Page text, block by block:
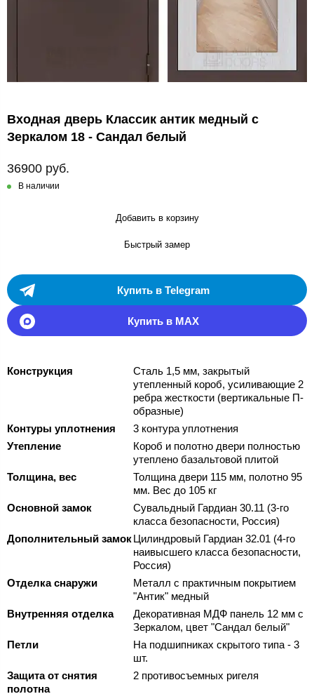
Входная дверь Классик антик медный с
Зеркалом 18 - Сандал белый
36900 руб.
В наличии
Добавить в корзину
Быстрый замер
Купить в Telegram
Купить в MAX
Конструкция
Сталь 1,5 мм, закрытый
утепленный короб, усиливающие 2
ребра жесткости (вертикальные П-
образные)
Контуры уплотнения
3 контура уплотнения
Утепление
Короб и полотно двери полностью
утеплено базальтовой плитой
Толщина, вес
Толщина двери 115 мм, полотно 95
мм. Вес до 105 кг
Основной замок
Сувальдный Гардиан 30.11 (3-го
класса безопасности, Россия)
Дополнительный замокЦилиндровый Гардиан 32.01 (4-го
наивысшего класса безопасности,
Россия)
Отделка снаружи
Металл с практичным покрытием
"Антик" медный
Внутренняя отделка
Декоративная МДФ панель 12 мм с
Зеркалом, цвет "Сандал белый"
Петли
На подшипниках скрытого типа - 3
шт.
Защита от снятия
полотна
2 противосъемных ригеля